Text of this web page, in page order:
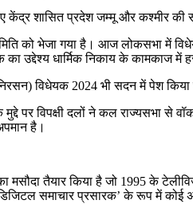
केंद्र शासित प्रदेश जम्मू और कश्मीर
को भेजा गया है। आज लोकसभा में
धार्मिक निकाय के कामकाज में
विधेयक 2024 भी सदन में पेश किया
पर विपक्षी दलों ने कल राज्यसभा से
है।
तैयार किया है जो 1995 के
समाचार प्रसारक’ के रूप में